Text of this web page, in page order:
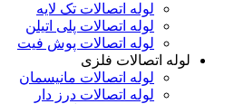
لوله اتصالات تک لایه
لوله اتصالات پلی اتیلن
لوله اتصالات پوش فیت
لوله اتصالات فلزی
لوله اتصالات مانیسمان
لوله اتصالات درز دار